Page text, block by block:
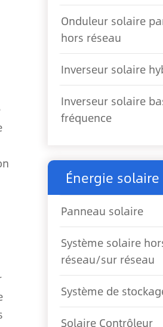
Onduleur solaire
hors réseau
Inverseur solaire
Inverseur solaire
fréquence
Énergie solaire
Panneau solaire
Système solaire
réseau/sur réseau
Système de
Solaire Contrôleur